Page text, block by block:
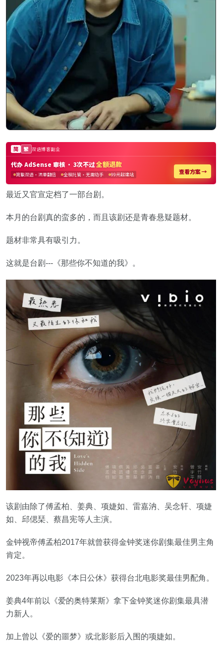
最近又官宣定档了一部台剧。
本月的台剧真的蛮多的，而且该剧还是青春悬疑题材。
题材非常具有吸引力。
这就是台剧---《那些你不知道的我》。
该剧由除了傅孟柏、姜典、项婕如、雷嘉汭、吴念轩、项婕
如、邱偲琹、蔡昌宪等人主演。
金钟视帝傅孟柏2017年就曾获得金钟奖迷你剧集最佳男主角
肯定。
2023年再以电影《本日公休》获得台北电影奖最佳男配角。
姜典4年前以《爱的奥特莱斯》拿下金钟奖迷你剧集最具潜
力新人。
加上曾以《爱的噩梦》或北影影后入围的项婕如。